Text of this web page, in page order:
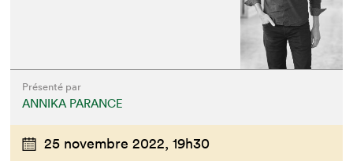
Présenté par
ANNIKA PARANCE
25 novembre 2022, 19h30